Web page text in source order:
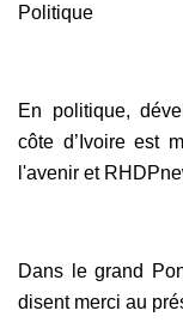
Politique
En politique,
côte d’Ivoire est
l'avenir et
Dans le grand
disent merci au